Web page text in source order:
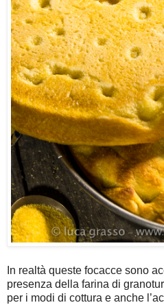
In realtà queste focacce sono
presenza della farina di
per i modi di cottura e anche